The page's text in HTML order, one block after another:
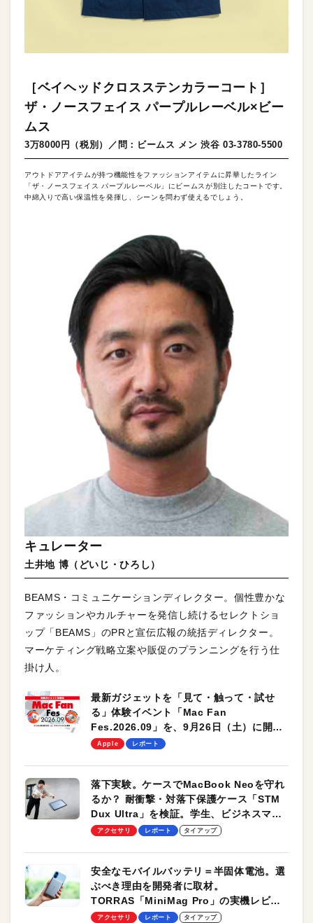
［ベイヘッドクロスステンカラーコート］
ザ・ノースフェイス パープルレーベル×ビー
ムス
3万8000円（税別）／問：ビームス メン 渋谷 03-3780-5500
アウトドアアイテムが持つ機能性をファッションアイテムに昇華したライン
「ザ・ノースフェイス パープルレーベル」にビームスが別注したコートです。
中綿入りで高い保温性を発揮し、シーンを問わず使えるでしょう。
キュレーター
土井地 博（どいじ・ひろし）
BEAMS・コミュニケーションディレクター。個性豊かな
ファッションやカルチャーを発信し続けるセレクトショ
ップ「BEAMS」のPRと宣伝広報の統括ディレクター。
マーケティング戦略立案や販促のプランニングを行う仕
掛け人。
最新ガジェットを「見て・触って・試せ
る」体験イベント「Mac Fan
Fes.2026.09」を、9月26日（土）に開催
します！
Apple レポート
落下実験。ケースでMacBook Neoを守れ
るか？ 耐衝撃・対落下保護ケース「STM
Dux Ultra」を検証。学生、ビジネスマン
のモバイルユースに最適！
アクセサリ レポート タイアップ
安全なモバイルバッテリ＝半固体電池。選
ぶべき理由を開発者に取材。
TORRAS「MiniMag Pro」の実機レビュ
ーも
アクセサリ レポート タイアップ